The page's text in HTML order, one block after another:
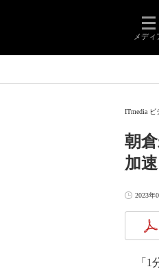
メディ
ITmedia ビ
朝
加速
2023年
「1